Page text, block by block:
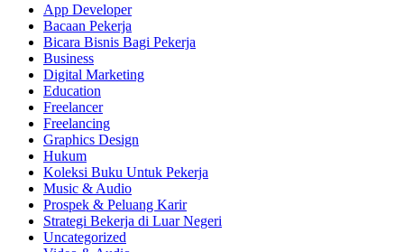
App Developer
Bacaan Pekerja
Bicara Bisnis Bagi Pekerja
Business
Digital Marketing
Education
Freelancer
Freelancing
Graphics Design
Hukum
Koleksi Buku Untuk Pekerja
Music & Audio
Prospek & Peluang Karir
Strategi Bekerja di Luar Negeri
Uncategorized